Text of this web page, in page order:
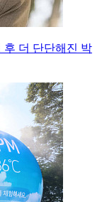
후 더 단단해진 박